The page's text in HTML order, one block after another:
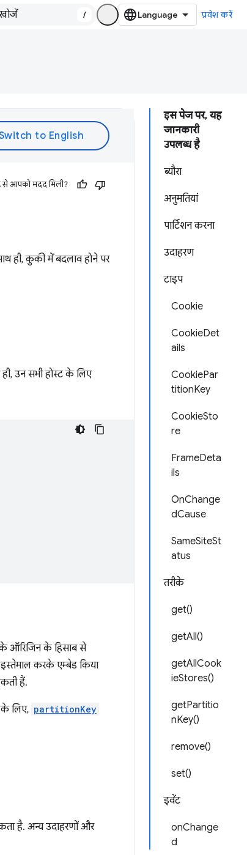
/ प्रवेश करें
इस पेज पर, यह
जानकारी
उपलब्ध है
ब्यौरा
अनुमतियां
पार्टिशन करना
उदाहरण
टाइप
Cookie
CookieDet
ails
CookiePar
titionKey
CookieSto
re
FrameDeta
ils
OnChange
dCause
SameSiteSt
atus
तरीके
get()
getAll()
getAllCook
ieStores()
getPartitio
nKey()
remove()
set()
इवेंट
onChange
d
से आपको मदद मिली?
ही, कुकी में बदलाव होने पर
उन सभी होस्ट के लिए
ऑरिजिन के हिसाब से
करके एम्बेड किया
हैं.
के लिए, partitionKey
है. अन्य उदाहरणों और